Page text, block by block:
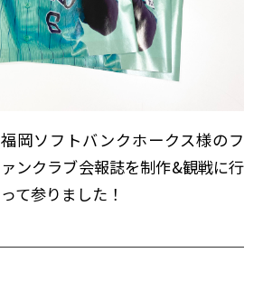
福岡ソフトバンクホークス様のフ
ァンクラブ会報誌を制作&観戦に行
って参りました！